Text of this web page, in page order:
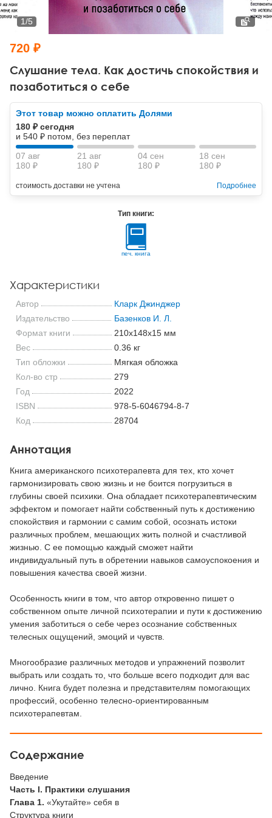
Тревожные расстройства, панические атаки
Психодрама
Другие направления психотерапии
Классический, эриксоновский гипноз и НЛП
НЛП
Психология труда и эргономика
Социальная психология
Социальная и организационная психология
Классический и юнгианский психоанализ
Слушание тела. Как достичь спокойствия и
позаботиться о себе
1/5
720 ₽
Этот товар можно оплатить Долями
180 ₽ сегодня
и 540 ₽ потом, без переплат
07 авг
180 ₽
21 авг
180 ₽
04 сен
180 ₽
18 сен
180 ₽
стоимость доставки не учтена Подробнее
Тип книги:
печ. книга
Характеристики
Автор
Кларк Джинджер
Издательство
Базенков И. Л.
Формат книги
210x148x15 мм
Вес
0.36 кг
Тип обложки
Мягкая обложка
Кол-во стр
279
Год
2022
ISBN
978-5-6046794-8-7
Код
28704
Аннотация
Книга американского психотерапевта для тех, кто хочет
гармонизировать свою жизнь и не боится погрузиться в
глубины своей психики. Она обладает психотерапевтическим
эффектом и помогает найти собственный путь к достижению
спокойствия и гармонии с самим собой, осознать истоки
различных проблем, мешающих жить полной и счастливой
жизнью. С ее помощью каждый сможет найти
индивидуальный путь в обретении навыков самоуспокоения и
повышения качества своей жизни.
Особенность книги в том, что автор откровенно пишет о
собственном опыте личной психотерапии и пути к достижению
умения заботиться о себе через осознание собственных
телесных ощущений, эмоций и чувств.
Многообразие различных методов и упражнений позволит
выбрать или создать то, что больше всего подходит для вас
лично. Книга будет полезна и представителям помогающих
профессий, особенно телесно-ориентированным
психотерапевтам.
Содержание
Введение
Часть I. Практики слушания
Глава 1. «Укутайте» себя в
Структура книги